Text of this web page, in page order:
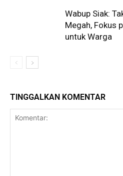
Wabup Siak:
Megah, Fokus
untuk Warga
TINGGALKAN KOMENTAR